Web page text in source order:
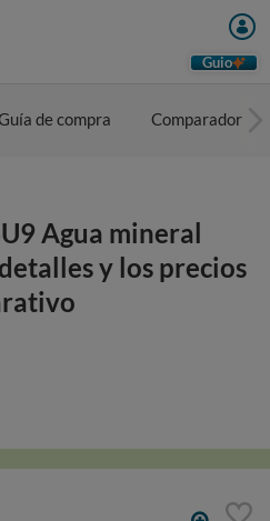
Guio
de compra Comparador
Agua mineral
y los precios